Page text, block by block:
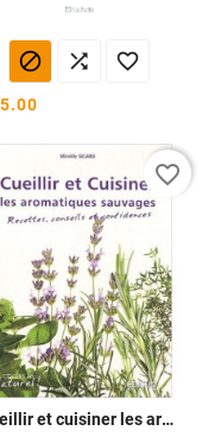
  
Cueillir et cuisiner les aromatiques sauvages
favorite_border